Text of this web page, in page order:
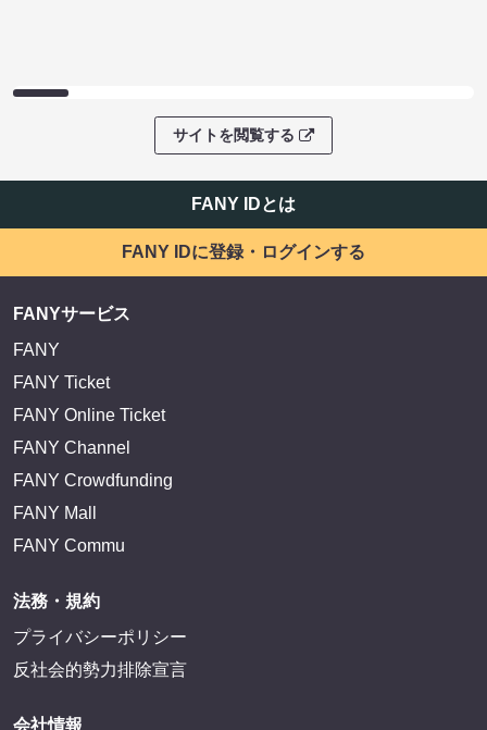
サイトを閲覧する
FANY IDとは
FANY IDに登録・ログインする
FANYサービス
FANY
FANY Ticket
FANY Online Ticket
FANY Channel
FANY Crowdfunding
FANY Mall
FANY Commu
法務・規約
プライバシーポリシー
反社会的勢力排除宣言
会社情報